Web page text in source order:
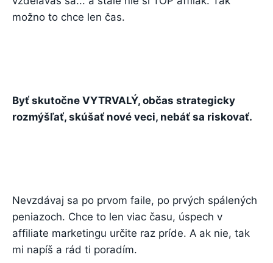
možno to chce len čas.
Byť skutočne VYTRVALÝ, občas strategicky
rozmýšľať, skúšať nové veci, nebáť sa riskovať.
Nevzdávaj sa po prvom faile, po prvých spálených
peniazoch. Chce to len viac času, úspech v
affiliate marketingu určite raz príde. A ak nie, tak
mi napíš a rád ti poradím.